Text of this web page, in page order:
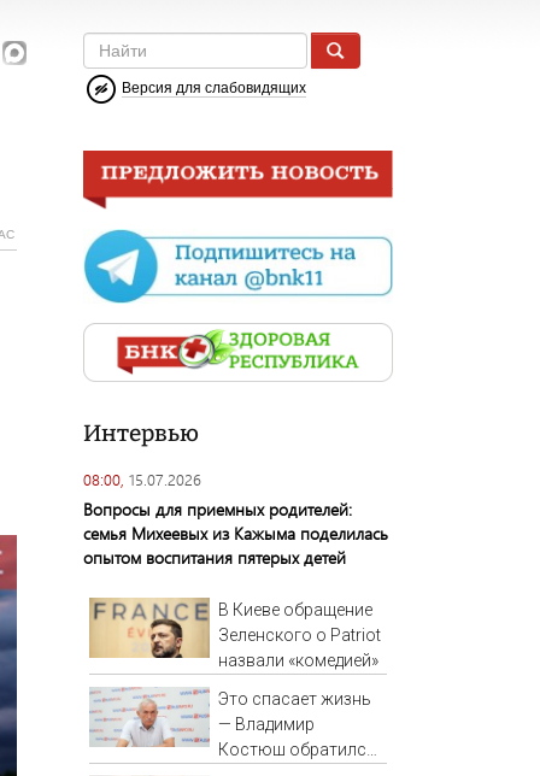
Версия для слабовидящих
Интервью
08:00, 15.07.2026
Вопросы для приемных родителей:
семья Михеевых из Кажыма поделилась
опытом воспитания пятерых детей
В Киеве обращение
Зеленского о Patriot
назвали «комедией»
Это спасает жизнь
— Владимир
Костюш обратился